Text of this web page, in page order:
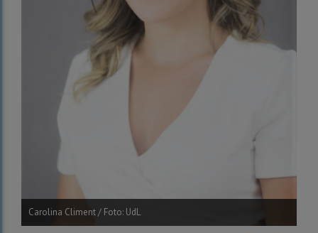
Carolina Climent / Foto: UdL